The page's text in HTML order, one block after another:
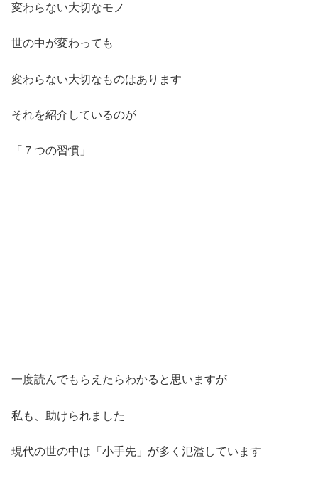
変わらない大切なモノ
世の中が変わっても
変わらない大切なものはあります
それを紹介しているのが
「７つの習慣」
一度読んでもらえたらわかると思いますが
私も、助けられました
現代の世の中は「小手先」が多く氾濫しています